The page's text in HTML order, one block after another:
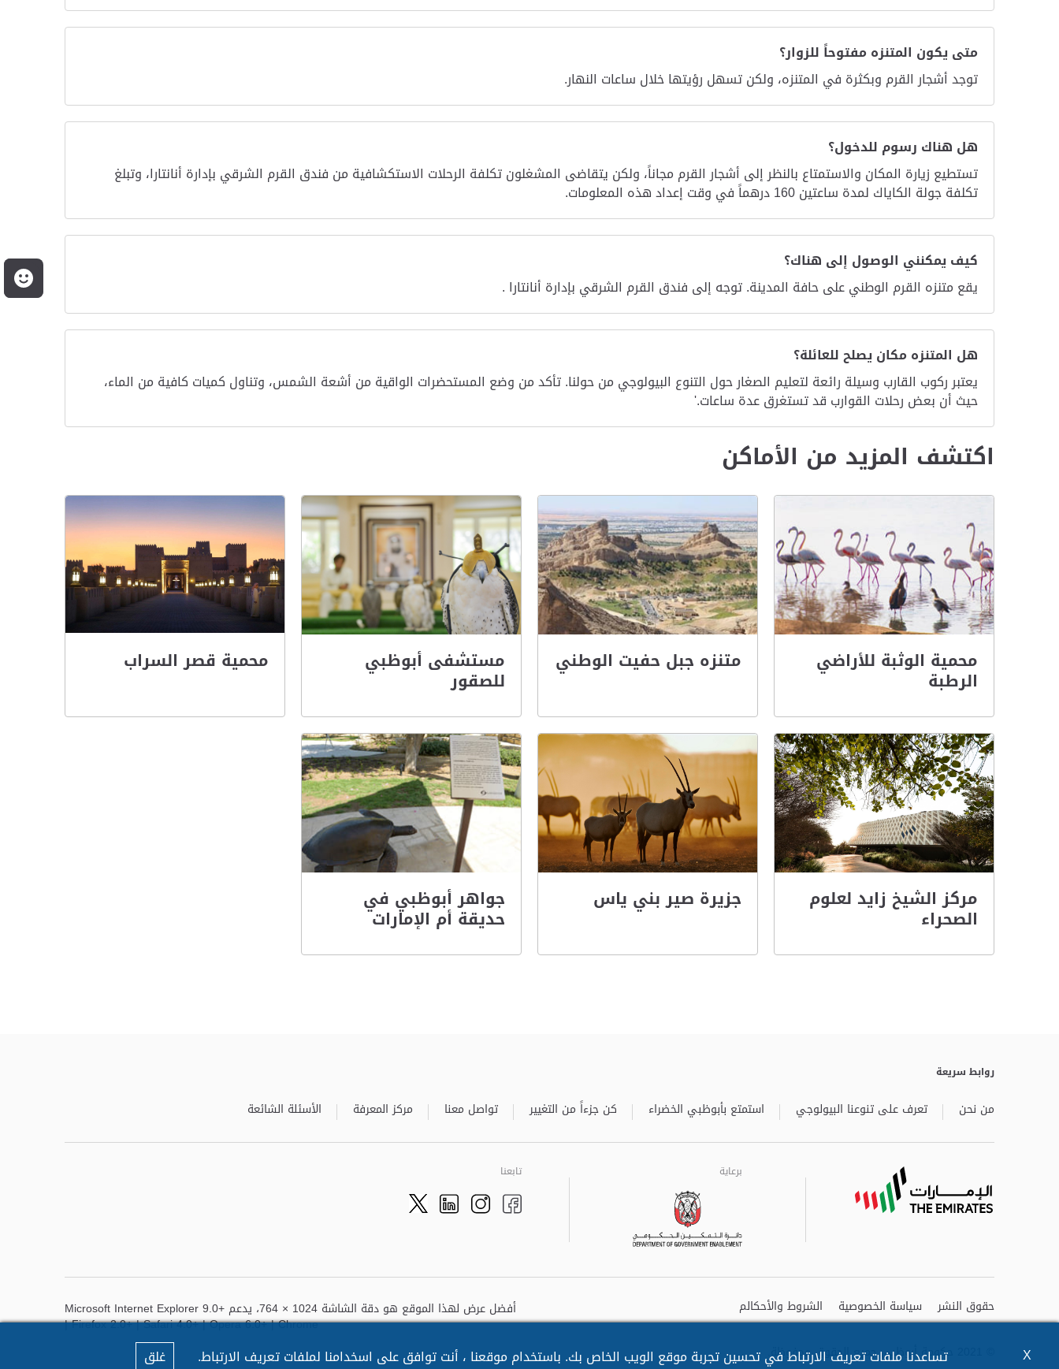
متى يكون المتنزه مفتوحاً للزوار؟
توجد أشجار القرم وبكثرة في المتنزه، ولكن تسهل رؤيتها خلال ساعات النهار.
هل هناك رسوم للدخول؟
تستطيع زيارة المكان والاستمتاع بالنظر إلى أشجار القرم مجاناً، ولكن يتقاضى المشغلون تكلفة الرحلات الاستكشافية من فندق القرم الشرقي بإدارة أنانتارا، وتبلغ
تكلفة جولة الكاياك لمدة ساعتين 160 درهماً في وقت إعداد هذه المعلومات.
كيف يمكنني الوصول إلى هناك؟
يقع متنزه القرم الوطني على حافة المدينة. توجه إلى فندق القرم الشرقي بإدارة أنانتارا .
هل المتنزه مكان يصلح للعائلة؟
يعتبر ركوب القارب وسيلة رائعة لتعليم الصغار حول التنوع البيولوجي من حولنا. تأكد من وضع المستحضرات الواقية من أشعة الشمس، وتناول كميات كافية من الماء،
حيث أن بعض رحلات القوارب قد تستغرق عدة ساعات.'
اكتشف المزيد من الأماكن
محمية الوثبة للأراضي
الرطبة
متنزه جبل حفيت الوطني مستشفى أبوظبي
للصقور
محمية قصر السراب
مركز الشيخ زايد لعلوم
الصحراء
جزيرة صير بني ياس جواهر أبوظبي في
حديقة أم الإمارات
روابط سريعة
من نحن تعرف على تنوعنا البيولوجي استمتع بأبوظبي الخضراء كن جزءاً من التغيير تواصل معنا مركز المعرفة الأسئلة الشائعة
تابعنا
Facebook
Instagram
LinkedIn
Twitter
برعاية
برعاية
أفضل عرض لهذا الموقع هو دقة الشاشة 1024 × 764، يدعم Microsoft Internet Explorer 9.0+
| Firefox 2.0+ | Safari 4.0+ | Opera 6.0+ | Chrome
حقوق النشر سياسة الخصوصية الشروط والأحكالم
X تساعدنا ملفات تعريف الارتباط في تحسين تجربة موقع الويب الخاص بك. باستخدام موقعنا ، أنت توافق على اسخدامنا لملفات تعريف الارتباط. غلق